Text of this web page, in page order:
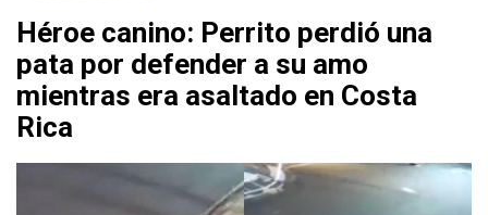
Héroe canino: Perrito perdió una
pata por defender a su amo
mientras era asaltado en Costa
Rica